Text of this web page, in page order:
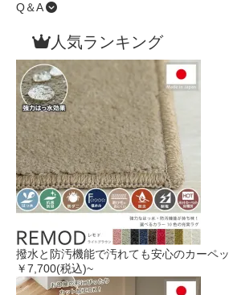
Q＆A
人気ランキング
撥水と防汚機能で汚れても安心のカーペッ
￥7,700(税込)~